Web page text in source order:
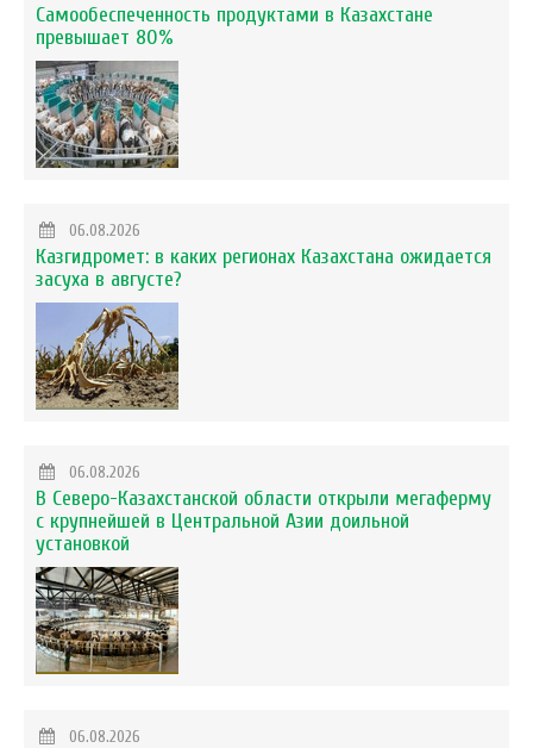
Самообеспеченность продуктами в Казахстане
превышает 80%
06.08.2026
Казгидромет: в каких регионах Казахстана ожидается
засуха в августе?
06.08.2026
В Северо-Казахстанской области открыли мегаферму
с крупнейшей в Центральной Азии доильной
установкой
06.08.2026